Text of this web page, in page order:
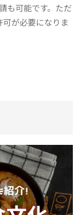
も可能です。ただ
が必要になりま